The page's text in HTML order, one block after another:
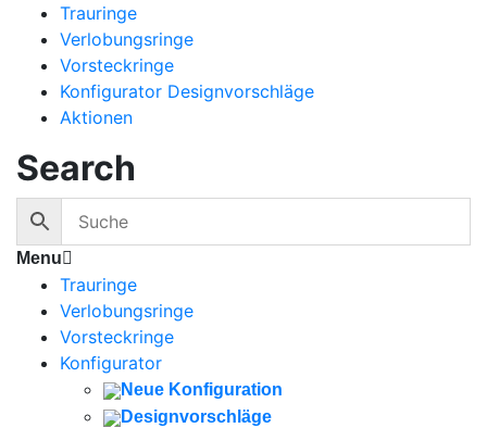
Trauringe
Verlobungsringe
Vorsteckringe
Konfigurator Designvorschläge
Aktionen
Search
Menu
Trauringe
Verlobungsringe
Vorsteckringe
Konfigurator
Neue Konfiguration
Designvorschläge